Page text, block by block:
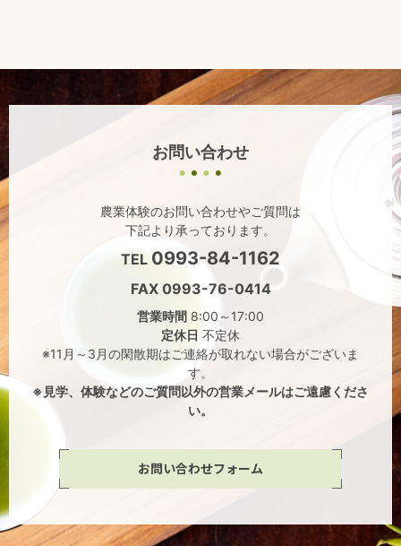
お問い合わせ
農業体験のお問い合わせやご質問は
下記より承っております。
TEL 0993-84-1162
FAX 0993-76-0414
営業時間 8:00～17:00
定休日 不定休
※11月～3月の閑散期はご連絡が取れない場合がございま
す。
※見学、体験などのご質問以外の営業メールはご遠慮くださ
い。
お問い合わせフォーム